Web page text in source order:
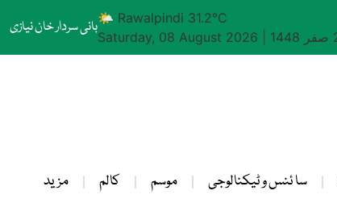
بانی سردار خان نیازی🌤 Rawalpindi 31.2°C
Saturday, 08 August 2026
سا ئنس و ٹیکنالوجی موسم کالم مزید